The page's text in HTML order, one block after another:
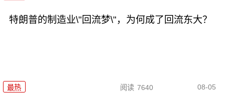
特朗普的制造业\"回流梦\"，为何成了回流东大？
最热 阅读 7640 08-05